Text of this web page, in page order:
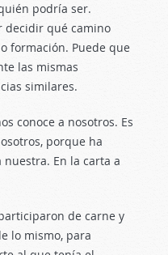
podría ser.
decidir qué camino
formación. Puede que
las mismas
similares.
conoce a nosotros. Es
porque ha
En la carta a
de carne y
lo mismo, para